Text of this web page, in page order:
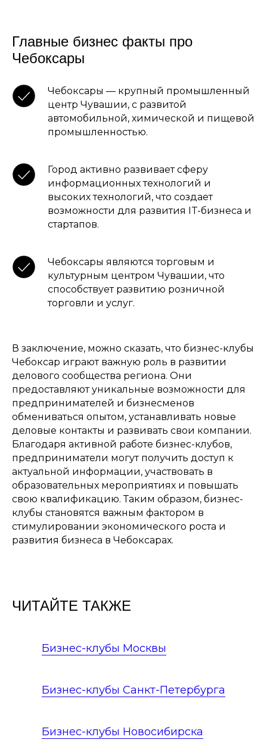
Главные бизнес факты про
Чебоксары
Чебоксары — крупный промышленный
центр Чувашии, с развитой
автомобильной, химической и пищевой
промышленностью.
Город активно развивает сферу
информационных технологий и
высоких технологий, что создает
возможности для развития IT-бизнеса и
стартапов.
Чебоксары являются торговым и
культурным центром Чувашии, что
способствует развитию розничной
торговли и услуг.
В заключение, можно сказать, что бизнес-клубы
Чебоксар играют важную роль в развитии
делового сообщества региона. Они
предоставляют уникальные возможности для
предпринимателей и бизнесменов
обмениваться опытом, устанавливать новые
деловые контакты и развивать свои компании.
Благодаря активной работе бизнес-клубов,
предприниматели могут получить доступ к
актуальной информации, участвовать в
образовательных мероприятиях и повышать
свою квалификацию. Таким образом, бизнес-
клубы становятся важным фактором в
стимулировании экономического роста и
развития бизнеса в Чебоксарах.
ЧИТАЙТЕ ТАКЖЕ
Бизнес-клубы Москвы
Бизнес-клубы Санкт-Петербурга
Бизнес-клубы Новосибирска